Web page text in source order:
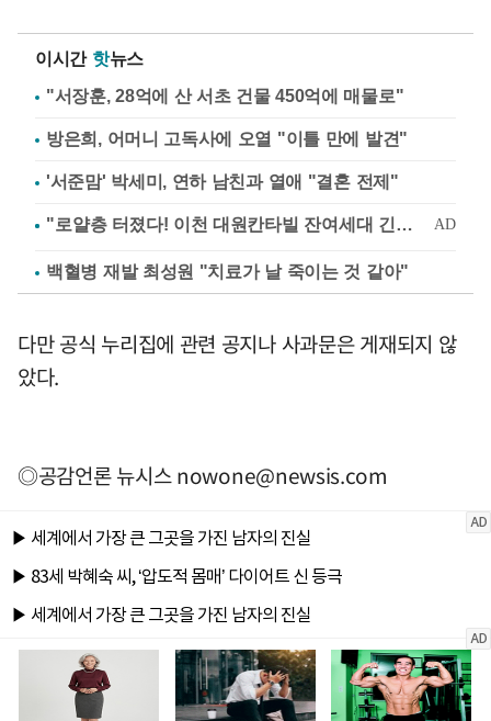
이시간 핫뉴스
"서장훈, 28억에 산 서초 건물 450억에 매물로"
방은희, 어머니 고독사에 오열 "이틀 만에 발견"
'서준맘' 박세미, 연하 남친과 열애 "결혼 전제"
백혈병 재발 최성원 "치료가 날 죽이는 것 같아"
다만 공식 누리집에 관련 공지나 사과문은 게재되지 않
았다.
◎공감언론 뉴시스nowone@newsis.com